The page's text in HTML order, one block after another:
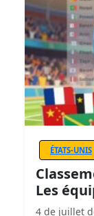
ÉTATS-UNIS
Les
4 de juillet